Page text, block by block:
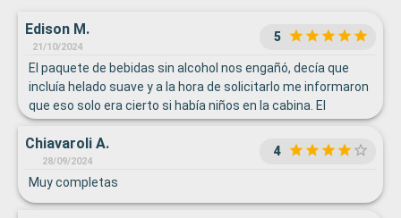
Edison M.
21/10/2024
5
El paquete de bebidas sin alcohol nos engañó, decía que
incluía helado suave y a la hora de solicitarlo me informaron
que eso solo era cierto si había niños en la cabina. El
penúltimo día, no hicieron el servicio de cuarto en la tarde ni
dejaron la información del desembarco.
Chiavaroli A.
28/09/2024
4
Muy completas